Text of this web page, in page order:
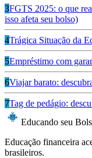
3FGTS 2025: o que
isso afeta seu bolso)
4Trágica Situação da
5Empréstimo com
6Viajar barato:
7Tag de pedágio:
Educando seu
Educação financeira
brasileiros.